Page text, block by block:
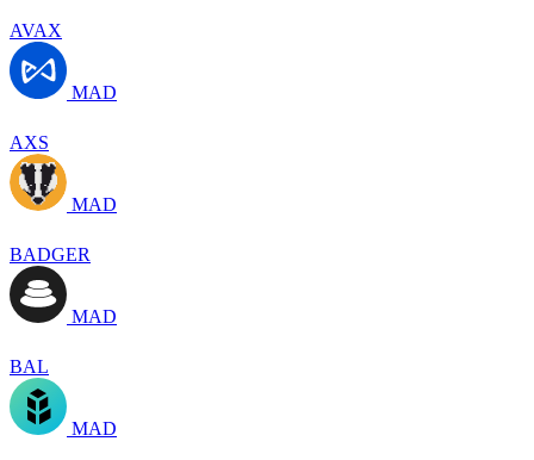
AVAX
MAD
AXS
MAD
BADGER
MAD
BAL
MAD